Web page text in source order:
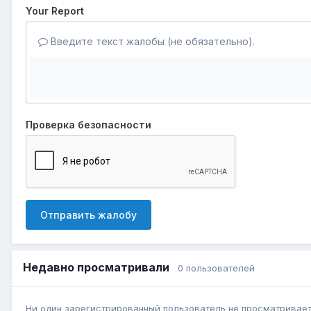
Your Report
Введите текст жалобы (не обязательно).
Проверка безопасности
Отправить жалобу
Недавно просматривали 0 пользователей
Ни один зарегистрированный пользователь не